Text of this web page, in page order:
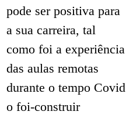
pode ser positiva para
a sua carreira, tal
como foi a experiência
das aulas remotas
durante o tempo Covid
o foi-construir